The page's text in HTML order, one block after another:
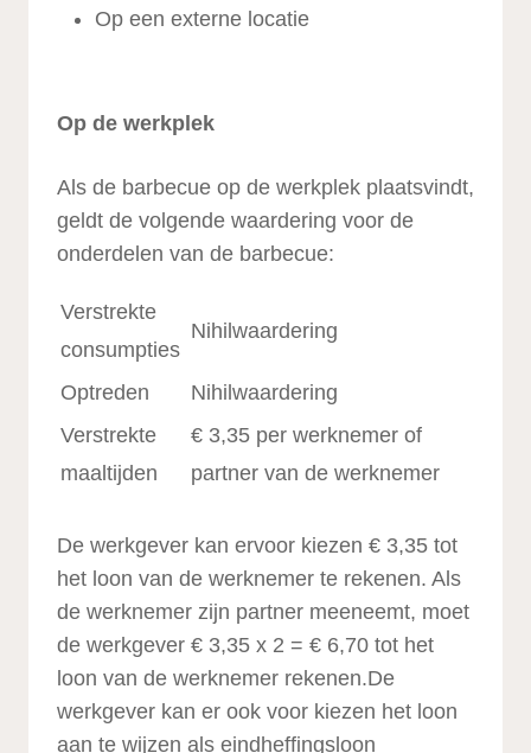
Op een externe locatie
Op de werkplek
Als de barbecue op de werkplek plaatsvindt,
geldt de volgende waardering voor de
onderdelen van de barbecue:
Verstrekte
consumpties
Nihilwaardering
Optreden
Nihilwaardering
Verstrekte
maaltijden
€ 3,35 per werknemer of
partner van de werknemer
De werkgever kan ervoor kiezen € 3,35 tot
het loon van de werknemer te rekenen. Als
de werknemer zijn partner meeneemt, moet
de werkgever € 3,35 x 2 = € 6,70 tot het
loon van de werknemer rekenen.De
werkgever kan er ook voor kiezen het loon
aan te wijzen als eindheffingsloon